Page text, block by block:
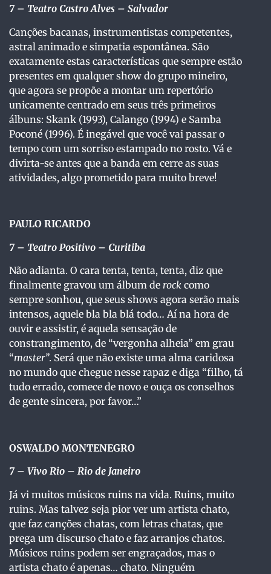
7 – Teatro Castro Alves – Salvador
Canções bacanas, instrumentistas competentes,
astral animado e simpatia espontânea. São
exatamente estas características que sempre estão
presentes em qualquer show do grupo mineiro,
que agora se propõe a montar um repertório
unicamente centrado em seus três primeiros
álbuns: Skank (1993), Calango (1994) e Samba
Poconé (1996). É inegável que você vai passar o
tempo com um sorriso estampado no rosto. Vá e
divirta-se antes que a banda em cerre as suas
atividades, algo prometido para muito breve!
PAULO RICARDO
7 – Teatro Positivo – Curitiba
Não adianta. O cara tenta, tenta, tenta, diz que
finalmente gravou um álbum de rock como
sempre sonhou, que seus shows agora serão mais
intensos, aquele bla bla blá todo… Aí na hora de
ouvir e assistir, é aquela sensação de
constrangimento, de “vergonha alheia” em grau
“master”. Será que não existe uma alma caridosa
no mundo que chegue nesse rapaz e diga “filho, tá
tudo errado, comece de novo e ouça os conselhos
de gente sincera, por favor…”
OSWALDO MONTENEGRO
7 – Vivo Rio – Rio de Janeiro
Já vi muitos músicos ruins na vida. Ruins, muito
ruins. Mas talvez seja pior ver um artista chato,
que faz canções chatas, com letras chatas, que
prega um discurso chato e faz arranjos chatos.
Músicos ruins podem ser engraçados, mas o
artista chato é apenas… chato. Ninguém